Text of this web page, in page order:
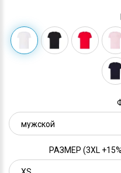
РАЗМЕР (3XL